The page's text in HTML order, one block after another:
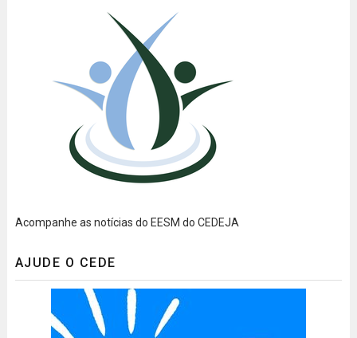
Acompanhe as notícias do EESM do CEDEJA
AJUDE O CEDE